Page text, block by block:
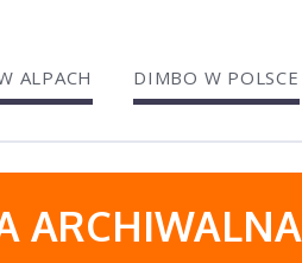
ALPACH DIMBO W POLSCE
ARCHIWALNA